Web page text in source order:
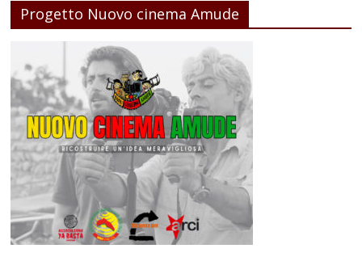
Progetto Nuovo cinema Amude